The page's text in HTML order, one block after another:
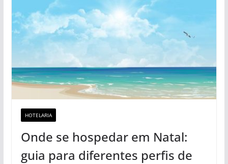
HOTELARIA
Onde se hospedar em Natal:
guia para diferentes perfis de